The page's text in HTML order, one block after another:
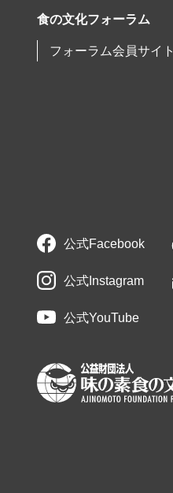
食の文化フォーラム
フォーラム会員サイト
公式Facebook
公式Instagram
公式YouTube